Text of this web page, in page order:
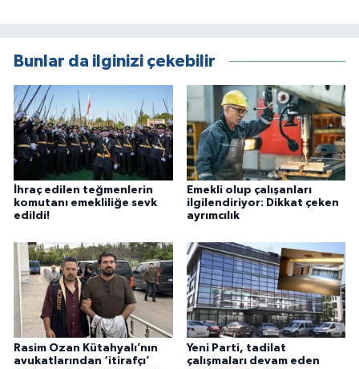
Bunlar da ilginizi çekebilir
İhraç edilen teğmenlerin
komutanı emekliliğe sevk
edildi!
Emekli olup çalışanları
ilgilendiriyor: Dikkat çeken
ayrımcılık
Rasim Ozan Kütahyalı’nın
avukatlarından ‘itirafçı’
Yeni Parti, tadilat
çalışmaları devam eden